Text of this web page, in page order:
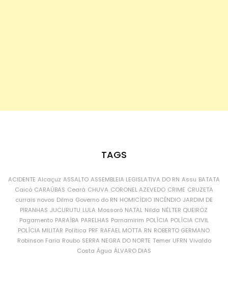
TAGS
ACIDENTE Alcaçuz ASSALTO ASSEMBLEIA LEGISLATIVA DO RN Assu BATATA
Caicó CARAÚBAS Ceará CHUVA CORONEL AZEVEDO CRIME CRUZETA
currais novos Dilma Governo do RN HOMICÍDIO INCÊNDIO JARDIM DE
PIRANHAS JUCURUTU LULA Mossoró NATAL Nilda NÉLTER QUEIROZ
Pagamento PARAÍBA PARELHAS Parnamirim POLÍCIA POLÍCIA CIVIL
POLÍCIA MILITAR Política PRF RAFAEL MOTTA RN ROBERTO GERMANO
Robinson Faria Roubo SERRA NEGRA DO NORTE Temer UFRN Vivaldo
Costa Água ÁLVARO DIAS